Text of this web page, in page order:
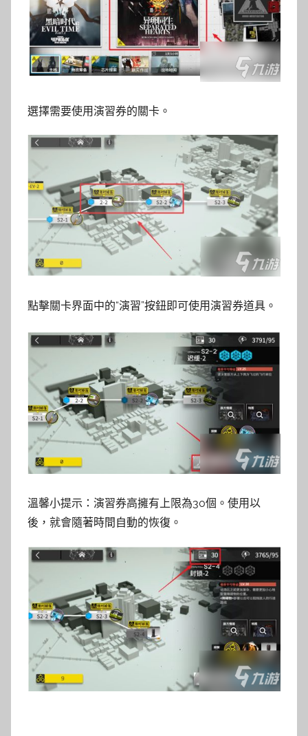
選擇需要使用演習券的關卡。
點擊關卡界面中的“演習”按鈕即可使用演習券道具。
溫馨小提示：演習券高擁有上限為30個。使用以
後，就會隨著時間自動的恢復。